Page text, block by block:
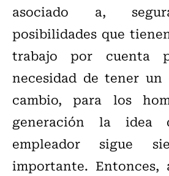
asociado a,
posibilidades que
trabajo por cuenta
necesidad de tener un
cambio, para los
generación la idea
empleador sigue
importante. Entonces,